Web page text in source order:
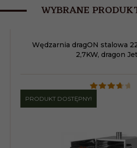
WYBRANE
Wędzarnia dragON stalowa 220 L,
2,7KW, dragon Jet 2
PRODUKT DOSTĘPNY!